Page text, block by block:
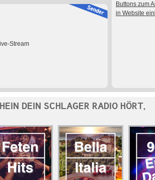
Stream
Buttons zum
in Website
DEIN SCHLAGER RADIO HÖRT,